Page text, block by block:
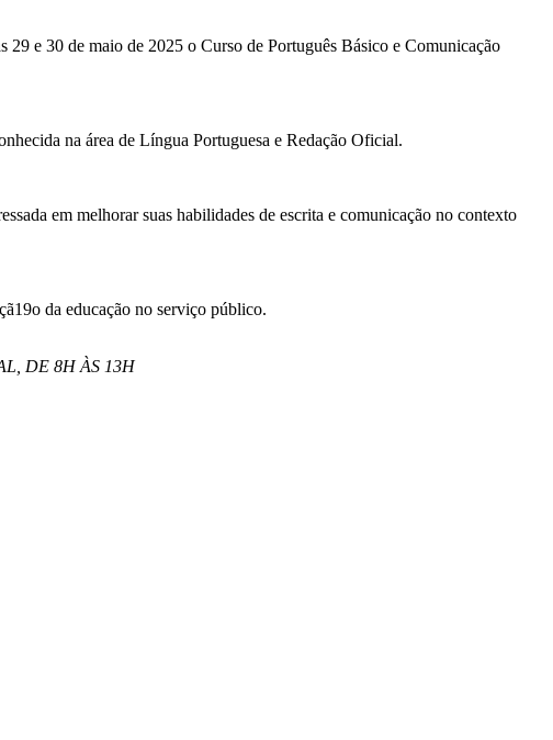
e 30 de maio de 2025 o Curso de Português Básico e Comunicação
na área de Língua Portuguesa e Redação Oficial.
em melhorar suas habilidades de escrita e comunicação no contexto
da educação no serviço público.
DE 8H ÀS 13H